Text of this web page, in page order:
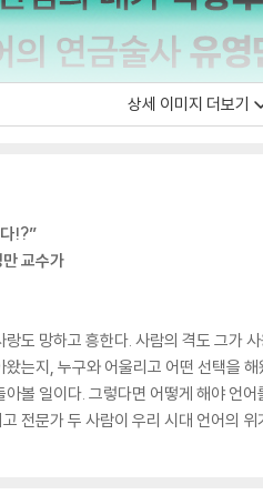
상세 이미지 더보기
!?”
교수가
도 망하고 흥한다. 사람의 격도 그가
는지, 누구와 어울리고 어떤 선택을
볼 일이다. 그렇다면 어떻게 해야 언
전문가 두 사람이 우리 시대 언어의